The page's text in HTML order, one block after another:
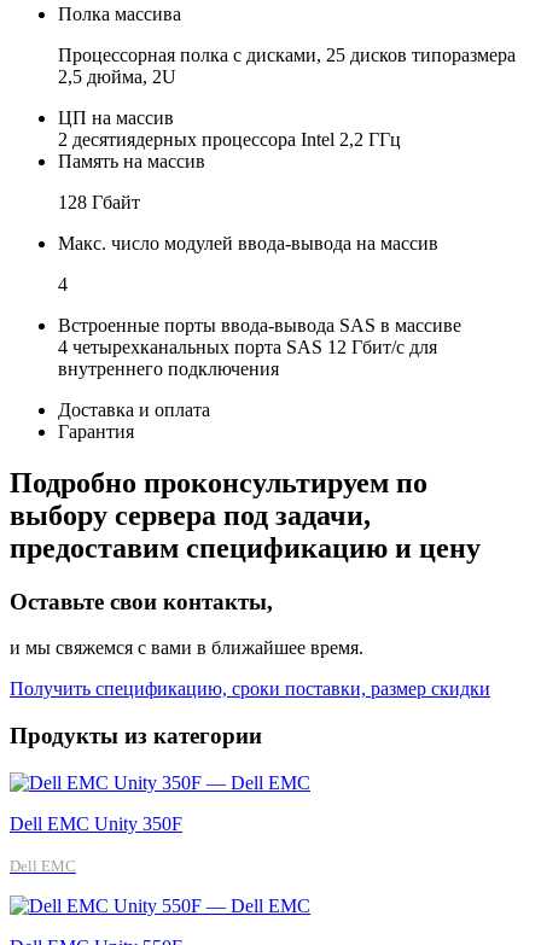
Полка массива
Процессорная полка с дисками, 25 дисков типоразмера
2,5 дюйма, 2U
ЦП на массив
2 десятиядерных процессора Intel 2,2 ГГц
Память на массив
128 Гбайт
Макс. число модулей ввода-вывода на массив
4
Встроенные порты ввода-вывода SAS в массиве
4 четырехканальных порта SAS 12 Гбит/с для
внутреннего подключения
Доставка и оплата
Гарантия
Подробно проконсультируем по
выбору сервера под задачи,
предоставим спецификацию и цену
Оставьте свои контакты,
и мы свяжемся с вами в ближайшее время.
Получить спецификацию, сроки поставки, размер скидки
Продукты из категории
Dell EMC Unity 350F
Dell EMC